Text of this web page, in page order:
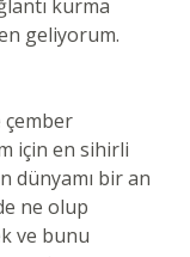
kurma
geliyorum.
çember
için en sihirli
dünyamı bir an
ne olup
ve bunu